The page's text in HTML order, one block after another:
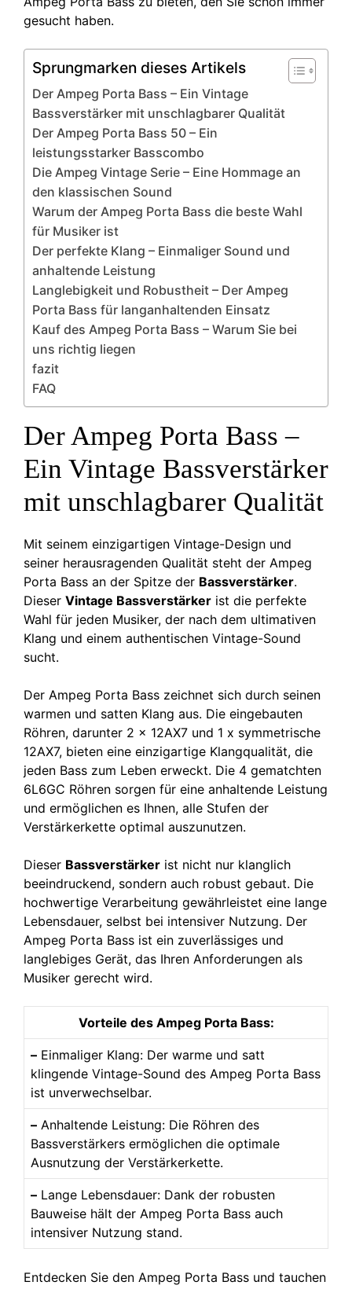
gesucht haben.
Sprungmarken dieses Artikels
Der Ampeg Porta Bass – Ein Vintage
Bassverstärker mit unschlagbarer Qualität
Der Ampeg Porta Bass 50 – Ein
leistungsstarker Basscombo
Die Ampeg Vintage Serie – Eine Hommage an
den klassischen Sound
Warum der Ampeg Porta Bass die beste Wahl
für Musiker ist
Der perfekte Klang – Einmaliger Sound und
anhaltende Leistung
Langlebigkeit und Robustheit – Der Ampeg
Porta Bass für langanhaltenden Einsatz
Kauf des Ampeg Porta Bass – Warum Sie bei
uns richtig liegen
fazit
FAQ
Der Ampeg Porta Bass –
Ein Vintage Bassverstärker
mit unschlagbarer Qualität
Mit seinem einzigartigen Vintage-Design und
seiner herausragenden Qualität steht der Ampeg
Porta Bass an der Spitze der Bassverstärker.
Dieser Vintage Bassverstärker ist die perfekte
Wahl für jeden Musiker, der nach dem ultimativen
Klang und einem authentischen Vintage-Sound
sucht.
Der Ampeg Porta Bass zeichnet sich durch seinen
warmen und satten Klang aus. Die eingebauten
Röhren, darunter 2 x 12AX7 und 1 x symmetrische
12AX7, bieten eine einzigartige Klangqualität, die
jeden Bass zum Leben erweckt. Die 4 gematchten
6L6GC Röhren sorgen für eine anhaltende Leistung
und ermöglichen es Ihnen, alle Stufen der
Verstärkerkette optimal auszunutzen.
Dieser Bassverstärker ist nicht nur klanglich
beeindruckend, sondern auch robust gebaut. Die
hochwertige Verarbeitung gewährleistet eine lange
Lebensdauer, selbst bei intensiver Nutzung. Der
Ampeg Porta Bass ist ein zuverlässiges und
langlebiges Gerät, das Ihren Anforderungen als
Musiker gerecht wird.
Vorteile des Ampeg Porta Bass:
– Einmaliger Klang: Der warme und satt
klingende Vintage-Sound des Ampeg Porta Bass
ist unverwechselbar.
– Anhaltende Leistung: Die Röhren des
Bassverstärkers ermöglichen die optimale
Ausnutzung der Verstärkerkette.
– Lange Lebensdauer: Dank der robusten
Bauweise hält der Ampeg Porta Bass auch
intensiver Nutzung stand.
Entdecken Sie den Ampeg Porta Bass und tauchen